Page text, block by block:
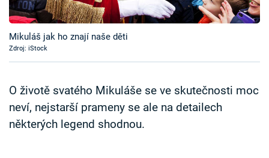
Sledujte prima+
Sledujte nás
Mikuláš jak ho znají naše děti
Zdroj: iStock
O životě svatého Mikuláše se ve skutečnosti moc
neví, nejstarší prameny se ale na detailech
některých legend shodnou.